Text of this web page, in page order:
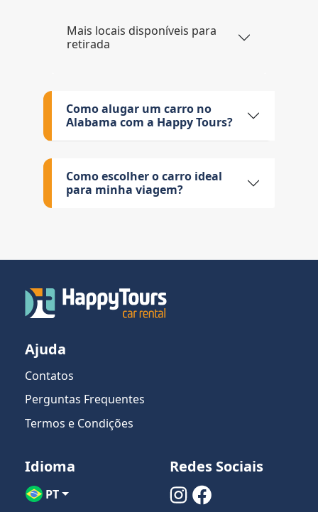
Mais locais disponíveis para
retirada
Como alugar um carro no
Alabama com a Happy Tours?
Como escolher o carro ideal
para minha viagem?
Ajuda
Contatos
Perguntas Frequentes
Termos e Condições
Idioma
PT
Redes Sociais